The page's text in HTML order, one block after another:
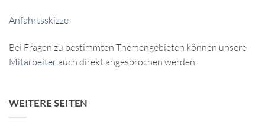
Anfahrtsskizze
Bei Fragen zu bestimmten Themengebieten können unsere
Mitarbeiter auch direkt angesprochen werden.
WEITERE SEITEN